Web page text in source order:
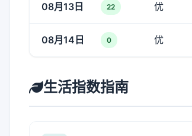
08月13日 22 优
08月14日 0 优
生活指数指南